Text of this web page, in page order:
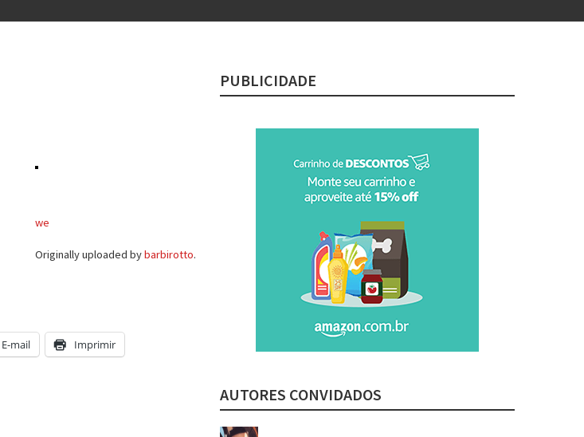
we
Originally uploaded bybarbirotto.
E-mail Imprimir
PUBLICIDADE
AUTORES CONVIDADOS